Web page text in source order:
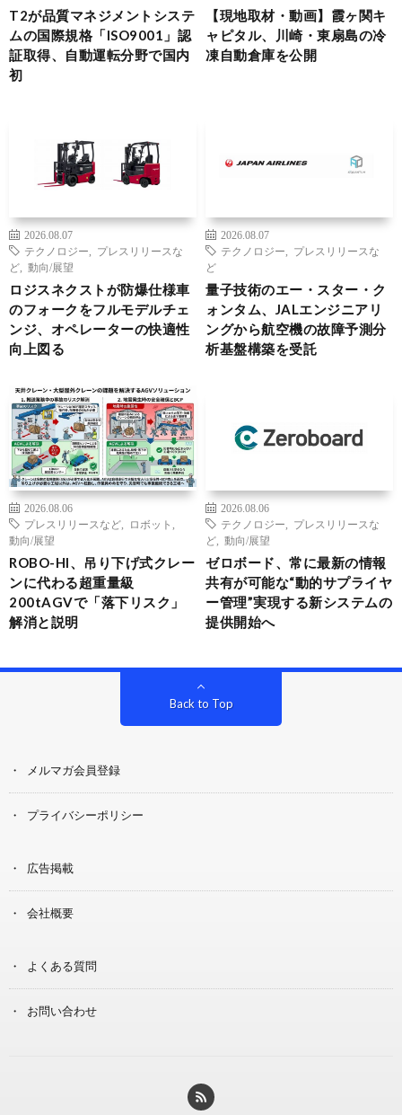
T2が品質マネジメントシステ
ムの国際規格「ISO9001」認
証取得、自動運転分野で国内
初
【現地取材・動画】霞ヶ関キ
ャピタル、川崎・東扇島の冷
凍自動倉庫を公開
2026.08.07
テクノロジー
プレスリリースな
ど
動向/展望
ロジスネクストが防爆仕様車
のフォークをフルモデルチェ
ンジ、オペレーターの快適性
向上図る
2026.08.07
テクノロジー
プレスリリースな
ど
量子技術のエー・スター・ク
ォンタム、JALエンジニアリ
ングから航空機の故障予測分
析基盤構築を受託
2026.08.06
プレスリリースなど
ロボット
動向/展望
ROBO-HI、吊り下げ式クレー
ンに代わる超重量級
200tAGVで「落下リスク」
解消と説明
2026.08.06
テクノロジー
プレスリリースな
ど
動向/展望
ゼロボード、常に最新の情報
共有が可能な“動的サプライヤ
ー管理”実現する新システムの
提供開始へ
Back to Top
メルマガ会員登録
プライバシーポリシー
広告掲載
会社概要
よくある質問
お問い合わせ